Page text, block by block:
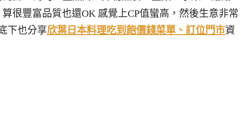
算很豐富品質也還OK 感覺上CP值蠻高，然後生意非常
下也分享欣葉日本料理吃到飽價錢菜單、訂位門市資